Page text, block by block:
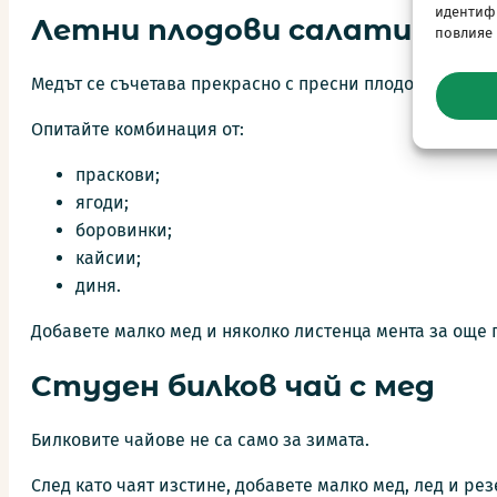
Летни плодови салати
Медът се съчетава прекрасно с пресни плодове.
Опитайте комбинация от:
праскови;
ягоди;
боровинки;
кайсии;
диня.
Добавете малко мед и няколко листенца мента за още
Студен билков чай с мед
Билковите чайове не са само за зимата.
След като чаят изстине, добавете малко мед, лед и